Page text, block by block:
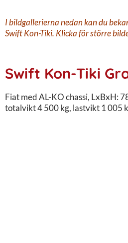
I bildgallerierna nedan kan du
Swift Kon-Tiki. Klicka för större
Swift Kon-Tiki
Fiat med AL-KO chassi, LxBxH:
totalvikt 4 500 kg, lastvikt 1 005